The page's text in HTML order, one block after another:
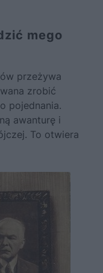
mego
przeżywa
zrobić
pojednania.
awanturę i
To otwiera